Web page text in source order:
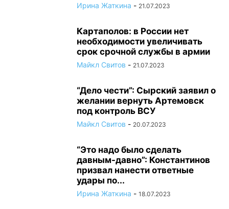
Ирина Жаткина - 21.07.2023
Картаполов: в России нет
необходимости увеличивать
срок срочной службы в армии
Майкл Свитов - 21.07.2023
“Дело чести”: Сырский заявил о
желании вернуть Артемовск
под контроль ВСУ
Майкл Свитов - 20.07.2023
“Это надо было сделать
давным-давно”: Константинов
призвал нанести ответные
удары по...
Ирина Жаткина - 18.07.2023